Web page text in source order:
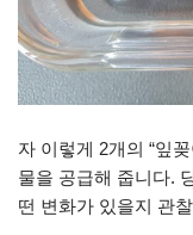
자 이렇게 2개의 “잎
물을 공급해 줍니다.
떤 변화가 있을지 관